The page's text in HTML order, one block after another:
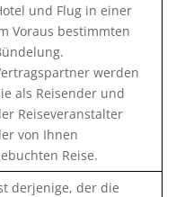
und Flug in einer
Voraus bestimmten
werden
als Reisender und
Reiseveranstalter
von Ihnen
Reise.
derjenige, der die